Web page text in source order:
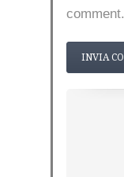
comment.